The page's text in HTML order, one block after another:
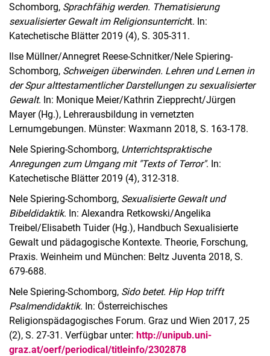
Schomborg, Sprachfähig werden. Thematisierung
sexualisierter Gewalt im Religionsunterricht. In:
Katechetische Blätter 2019 (4), S. 305-311.
Ilse Müllner/Annegret Reese-Schnitker/Nele Spiering-
Schomborg, Schweigen überwinden. Lehren und Lernen in
der Spur alttestamentlicher Darstellungen zu sexualisierter
Gewalt. In: Monique Meier/Kathrin Ziepprecht/Jürgen
Mayer (Hg.), Lehrerausbildung in vernetzten
Lernumgebungen. Münster: Waxmann 2018, S. 163-178.
Nele Spiering-Schomborg, Unterrichtspraktische
Anregungen zum Umgang mit "Texts of Terror". In:
Katechetische Blätter 2019 (4), 312-318.
Nele Spiering-Schomborg, Sexualisierte Gewalt und
Bibeldidaktik. In: Alexandra Retkowski/Angelika
Treibel/Elisabeth Tuider (Hg.), Handbuch Sexualisierte
Gewalt und pädagogische Kontexte. Theorie, Forschung,
Praxis. Weinheim und München: Beltz Juventa 2018, S.
679-688.
Nele Spiering-Schomborg, Sido betet. Hip Hop trifft
Psalmendidaktik. In: Österreichisches
Religionspädagogisches Forum. Graz und Wien 2017, 25
(2), S. 27-31. Verfügbar unter: http://unipub.uni-
graz.at/oerf/periodical/titleinfo/2302878